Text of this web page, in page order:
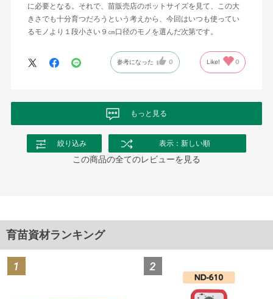
に必要となる。それで、苗販売店のポットサイズを見て、この大
きさでも十分育つだろうという考えから、今回はいつも使ってい
るモノより１段小さい９㎝口径のモノを選んだ次第です。
参考になった 0 Like! 0
もっと見る
絞り込み 表示：新しい順
この商品の全てのレビューを見る
育苗資材ランキング